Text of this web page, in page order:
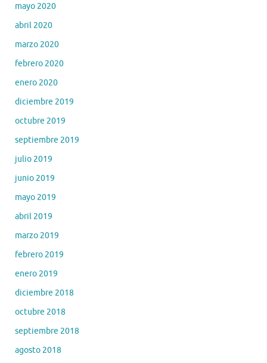
mayo 2020
abril 2020
marzo 2020
febrero 2020
enero 2020
diciembre 2019
octubre 2019
septiembre 2019
julio 2019
junio 2019
mayo 2019
abril 2019
marzo 2019
febrero 2019
enero 2019
diciembre 2018
octubre 2018
septiembre 2018
agosto 2018